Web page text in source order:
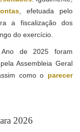
, efetuada pelo
a fiscalização dos
do exercício.
de 2025 foram
Assembleia Geral
como o parecer
2026